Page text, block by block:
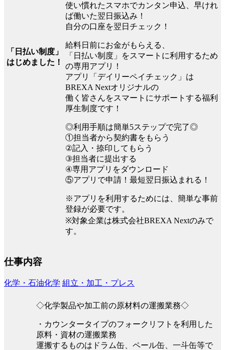
「日払い制度」
はじめました！
使い慣れたスマホでカンタン申込、早けれ
ば働いた翌日振込み！
自分の口座を翌日チェック！
給料日前にお金がもらえる、
「日払い制度」をスマートに利用するため
の専用アプリ！
アプリ「デイリーペイチェック」は
BREXA Nextオリジナルの
働く皆さんをスマートにサポートする福利
厚生制度です！
◎利用手順は簡単5ステップで完了◎
①担当者から契約書をもらう
②記入・捺印してもらう
③担当者に提出する
④専用アプリをダウンロード
⑤アプリで申請！最短翌日振込まれる！
※アプリを利用するためには、簡単な事前
登録が必要です。
※対象企業は株式会社BREXA Nextのみで
す。
仕事内容
化学・石油化学 組立・加工・プレス
◇化学製品や加工前の原材料の運搬業務◇
・カウンタータイプのフォークリフトを利用した
原料・資材の運搬業務
運搬するものはドラム缶、ペール缶、一斗缶等で